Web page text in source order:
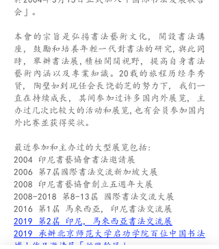
会」。
本會的宗旨是弘揚書法藝術文化, 開設書法講
座, 鼓勵和培養年輕一代對書法的研究,與此同
時, 舉辦書法展,積極開闊視野, 提高自身書法
藝術內涵以及專業知識。 20载的旅程历经李秀
贤, 陶璧如到現任会長饶韵芝的努力下, 我们一
直在持续成長, 其间参加过许多国内外展览, 主
办过几次比较大的活动和展览,也有会员参加国内
外比赛並获得奖状。
最近参加和主办过的大型展览包括:
2004 印尼書藝協會書法邀請展
2006 第7屆國際書法交流新加坡大展
2008 印尼書藝協會創立五週年大展
2008-2018 第8-13屆 國際書法交流大展
2016 第1屆 馬來西亞, 印尼書法交流展
2019 第2屆 印尼, 馬來西亞書法交流展
2019 承辦北京师范大学启功学院百位中国书法
博士作品邀请展「丝路翰风」